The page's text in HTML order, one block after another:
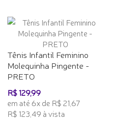
Tênis Infantil Feminino
Molequinha Pingente -
PRETO
R$ 129,99
em até 6x de R$ 21,67
R$ 123,49 à vista